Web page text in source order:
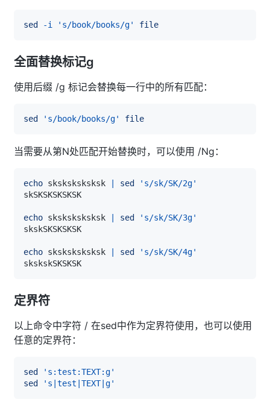
sed -i 's/book/books/g' file
全面替换标记g
使用后缀 /g 标记会替换每一行中的所有匹配：
sed 's/book/books/g' file
当需要从第N处匹配开始替换时，可以使用 /Ng：
echo sksksksksksk sed
's/sk/SK/2g'
echo sksksksksksk sed
's/sk/SK/3g'
echo sksksksksksk sed
's/sk/SK/4g'
定界符
以上命令中字符 / 在sed中作为定界符使用，也可以使用
任意的定界符：
sed
's:test:TEXT:g'
sed
's|test|TEXT|g'